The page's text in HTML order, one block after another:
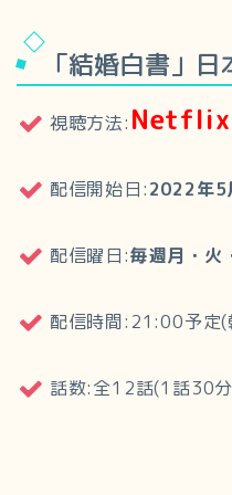
「結婚白書」
視聴方法: Netflix
配信開始日:2022年5
配信曜日:毎週月・火
配信時間:21:00予定
話数:全12話(1話30